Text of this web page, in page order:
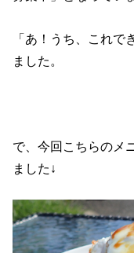
「あ！うち、これ
ました。
で、今回こちらのメ
ました↓